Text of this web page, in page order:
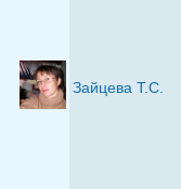
Зайцева Т.С.